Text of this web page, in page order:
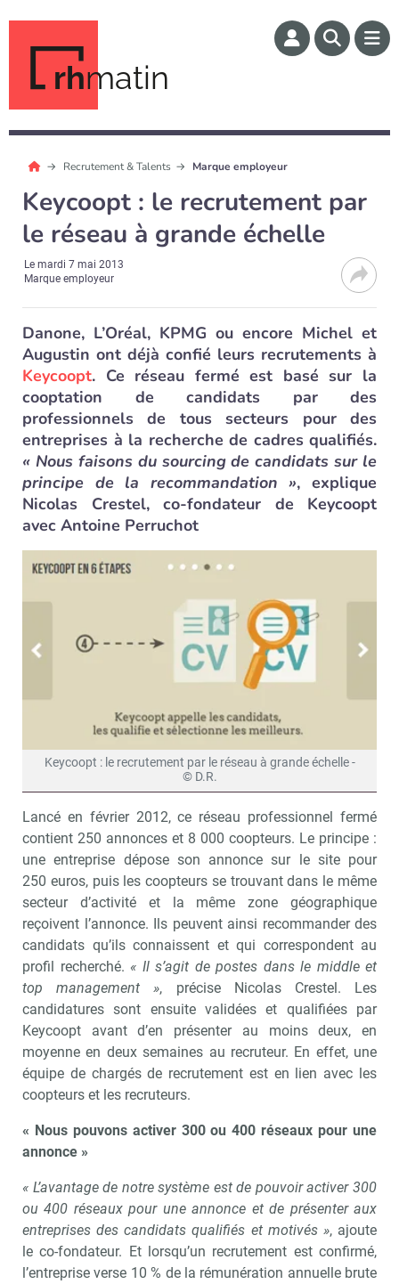
rhmatin
Recrutement & Talents Marque employeur
Keycoopt : le recrutement par
le réseau à grande échelle
Lemardi 7 mai 2013
Marque employeur
Danone, L’Oréal, KPMG ou encore Michel et
Augustin ont déjà confié leurs recrutements à
Keycoopt. Ce réseau fermé est basé sur la
cooptation de candidats par des
professionnels de tous secteurs pour des
entreprises à la recherche de cadres qualifiés.
« Nous faisons du sourcing de candidats sur le
principe de la recommandation », explique
Nicolas Crestel, co-fondateur de Keycoopt
avec Antoine Perruchot
Keycoopt : le recrutement par le réseau à grande échelle -
© D.R.
Lancé en février 2012, ce réseau professionnel fermé
contient 250 annonces et 8 000 coopteurs. Le principe :
une entreprise dépose son annonce sur le site pour
250 euros, puis les coopteurs se trouvant dans le même
secteur d’activité et la même zone géographique
reçoivent l’annonce. Ils peuvent ainsi recommander des
candidats qu’ils connaissent et qui correspondent au
profil recherché. « Il s’agit de postes dans le middle et
top management », précise Nicolas Crestel. Les
candidatures sont ensuite validées et qualifiées par
Keycoopt avant d’en présenter au moins deux, en
moyenne en deux semaines au recruteur. En effet, une
équipe de chargés de recrutement est en lien avec les
coopteurs et les recruteurs.
« Nous pouvons activer 300 ou 400 réseaux pour une
annonce »
« L’avantage de notre système est de pouvoir activer 300
ou 400 réseaux pour une annonce et de présenter aux
entreprises des candidats qualifiés et motivés », ajoute
le co-fondateur. Et lorsqu’un recrutement est confirmé,
l’entreprise verse 10 % de la rémunération annuelle brute